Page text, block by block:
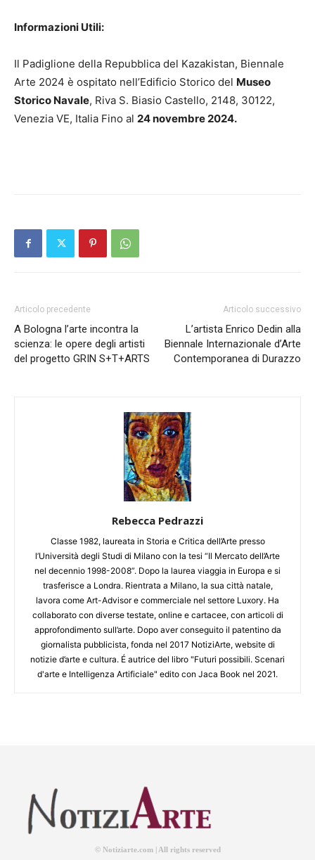
Informazioni Utili:
Il Padiglione della Repubblica del Kazakistan, Biennale
Arte 2024 è ospitato nell’Edificio Storico del Museo
Storico Navale, Riva S. Biasio Castello, 2148, 30122,
Venezia VE, Italia Fino al 24 novembre2024.
Articolo precedente
A Bologna l’arte incontra la
scienza: le opere degli artisti
del progetto GRIN S+T+ARTS
Articolo successivo
L’artista Enrico Dedin alla
Biennale Internazionale d’Arte
Contemporanea di Durazzo
Rebecca Pedrazzi
Classe 1982, laureata in Storia e Critica dell’Arte presso
l’Università degli Studi di Milano con la tesi “Il Mercato dell’Arte
nel decennio 1998-2008”. Dopo la laurea viaggia in Europa e si
trasferisce a Londra. Rientrata a Milano, la sua città natale,
lavora come Art-Advisor e commerciale nel settore Luxory. Ha
collaborato con diverse testate, online e cartacee, con articoli di
approfondimento sull’arte. Dopo aver conseguito il patentino da
giornalista pubblicista, fonda nel 2017 NotiziArte, website di
notizie d’arte e cultura. É autrice del libro "Futuri possibili. Scenari
d'arte e Intelligenza Artificiale" edito con Jaca Book nel 2021.
© Notiziarte.com | All rights reserved